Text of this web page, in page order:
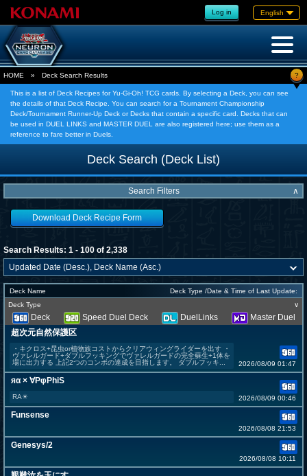
Log in English
HOME » Deck Search Results ?
This is a list of Deck Recipes for Yu-Gi-Oh! TCG cards. By selecting a Deck, you can see
the details of that Deck Recipe. You can search for a Tournament Championship
Deck/Tournament Runner-Up Deck or Decks that contain a specific card. Decks that can
be used in DUEL LINKS and MASTER DUEL are also registered here; use them as a
reference to fare better in Duels.
Deck Search (Deck List)
Search Filters ∧
Download Deck Recipe Form
Search Results: 1 - 100 of 2,338
Deck Name
Deck Type /Date & Time of Last Update:
Deck Type
∨
Deck Speed Duel Deck DuelLinks
Master Duel
超次元自然保護区
・キクロス+昆虫or植物族コストからクリアウィングライダーを出す ・
ヴァレルガード+ダブルフッキングでヴァレルガードの完全蘇生+1体を
場に出力する 上記2つのコンボの達成を目指します。 ダブルフッキ...
2026/08/09 01:47
яα × ∀PφPhiS
RA☀︎ 2026/08/09 00:46
Funsense
2026/08/08 21:53
Genesys/2
2026/08/08 10:11